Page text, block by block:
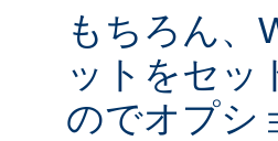
もちろん、
ットをセッ
のでオプシ